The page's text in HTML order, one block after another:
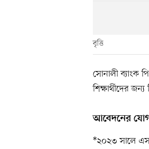
বৃত্তি
সোনালী ব্যাংক
শিক্ষার্থীদের
আবেদনের
*২০২৩ সালে